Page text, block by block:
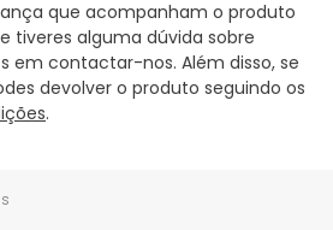
que acompanham o produto
tiveres alguma dúvida sobre
em contactar-nos. Além disso, se
devolver o produto seguindo os
.